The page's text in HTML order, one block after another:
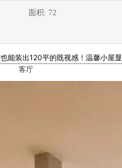
面积: 72
能装出120平的既视感！温馨小屋
客厅